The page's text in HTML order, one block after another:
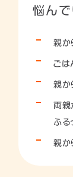
悩んで
親か
ごは
親か
両親
ふる
親か